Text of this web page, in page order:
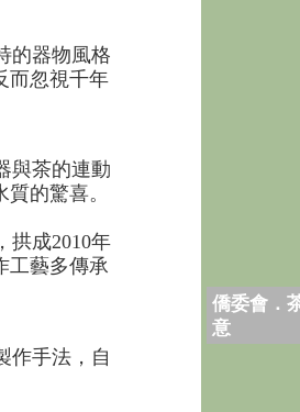
的器物風格
而忽視千年
與茶的連動
的驚喜。
拱成2010年
工藝多傳承
作手法，自
僑委會．
意